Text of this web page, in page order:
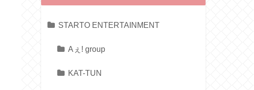
STARTO ENTERTAINMENT
Aぇ! group
KAT-TUN